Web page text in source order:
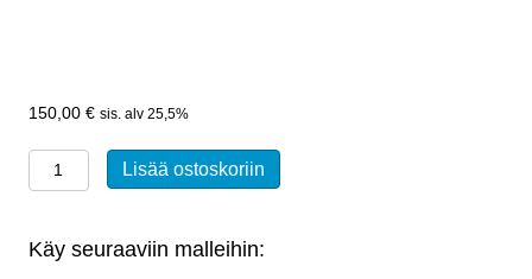
150,00 € sis. alv 25,5%
Akkukaapeli
plusnapaan:
1-
Lisää ostoskoriin
Käy seuraaviin malleihin: